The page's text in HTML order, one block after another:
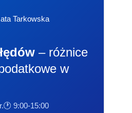
Tarkowska
– różnice
w
🕐 9:00-15:00